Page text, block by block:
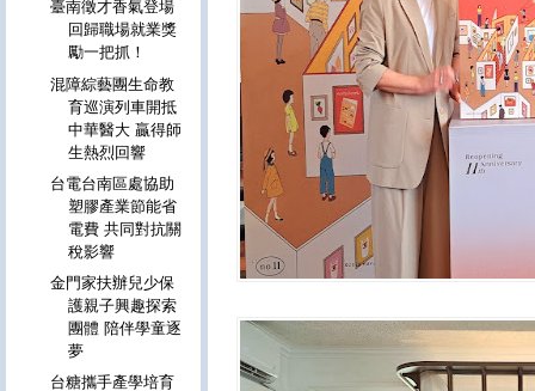
臺南徵才香氣登場
回歸職場就業獎
勵一把抓！
混障綜藝團生命教
育巡演列車開抵
中華醫大 贏得師
生熱烈回響
台電台南區處協助
塑膠產業節能省
電費 共同對抗關
稅影響
金門家扶辦兒少保
護親子興趣探索
團體 陪伴學童逐
夢
台糖攜手產學培育